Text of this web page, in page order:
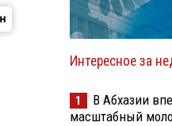
Интересное за
1
В Абхазии
масштабный